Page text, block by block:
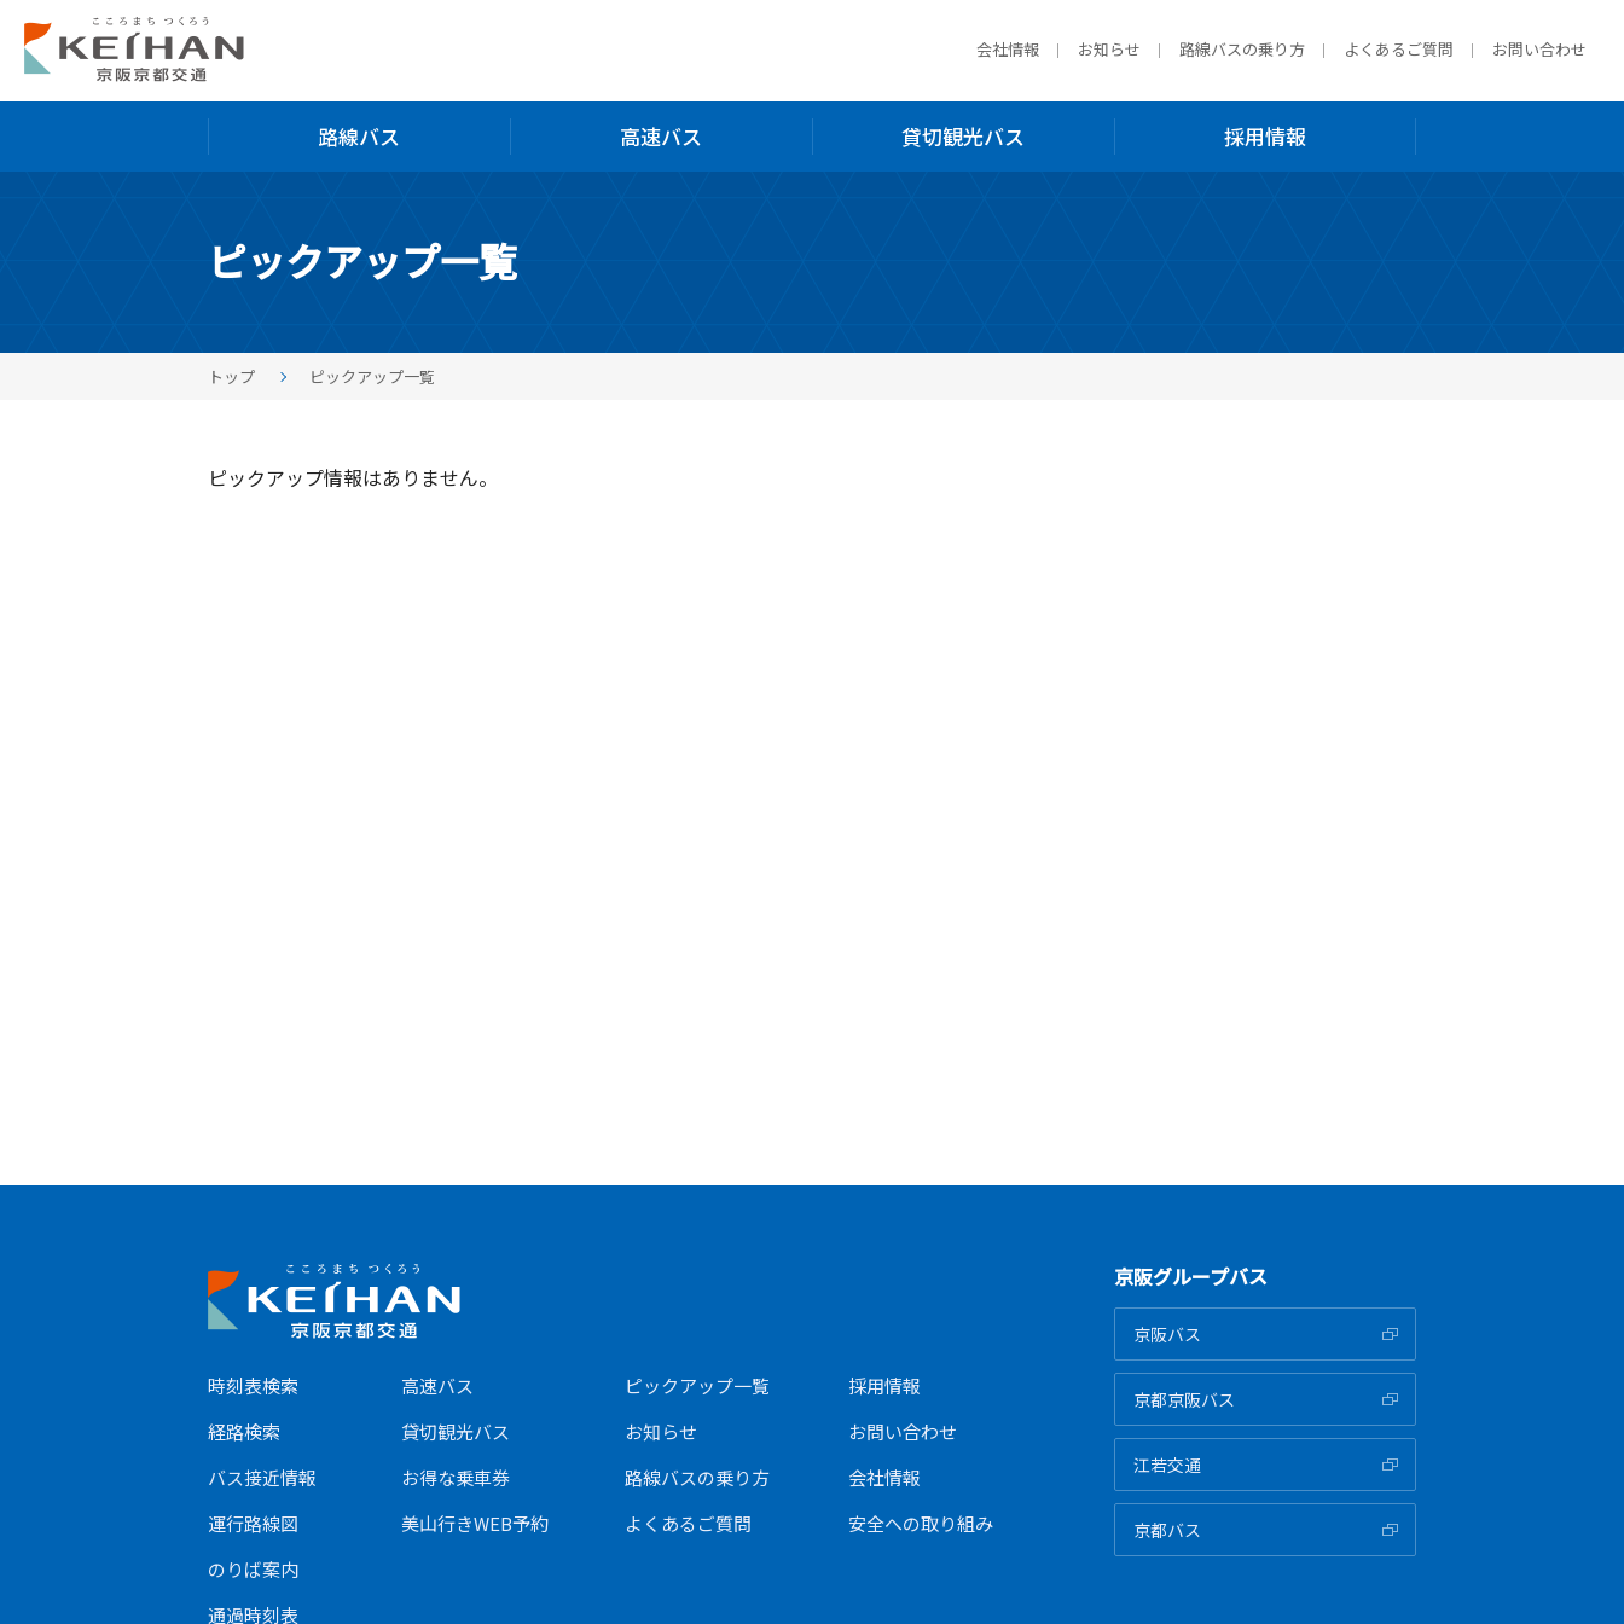
路線バス 高速バス 貸切観光バス 採用情報
会社情報 お知らせ 路線バスの乗り方 よくあるご質問 お問い合わせ
ピックアップ一覧
トップ ピックアップ一覧
ピックアップ情報はありません。
時刻表検索
経路検索
バス接近情報
運⾏路線図
のりば案内
通過時刻表
高速バス
貸切観光バス
お得な乗⾞券
美⼭⾏きWEB予約
ピックアップ⼀覧
お知らせ
路線バスの乗り方
よくあるご質問
採用情報
お問い合わせ
会社情報
安全への取り組み
京阪グループバス
京阪バス
京都京阪バス
江若交通
京都バス